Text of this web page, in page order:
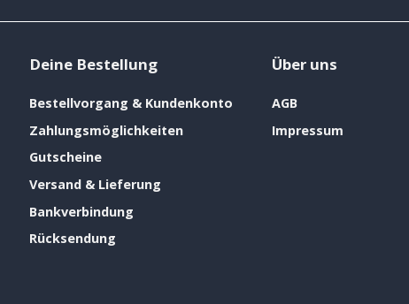
Deine Bestellung
Bestellvorgang & Kundenkonto
Zahlungsmöglichkeiten
Gutscheine
Versand & Lieferung
Bankverbindung
Rücksendung
Über uns
AGB
Impressum